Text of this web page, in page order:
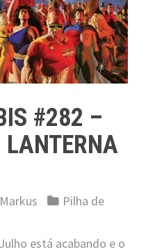
#282 –
LANTERNA
Markus
Pilha de
está acabando e o